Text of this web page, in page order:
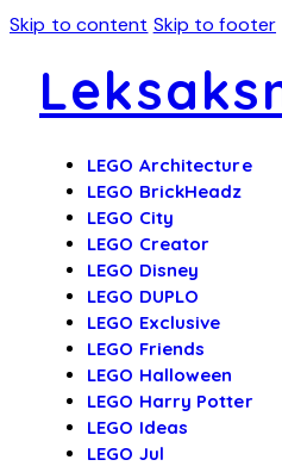
Skip to content Skip to footer
LEGO Architecture
LEGO BrickHeadz
LEGO City
LEGO Creator
LEGO Disney
LEGO DUPLO
LEGO Exclusive
LEGO Friends
LEGO Halloween
LEGO Harry Potter
LEGO Ideas
LEGO Jul